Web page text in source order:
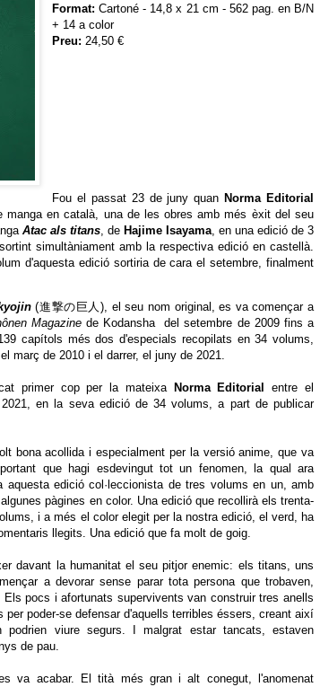
Format: Cartoné - 14,8 x 21 cm - 562 pag. en B/N
+ 14 a color
Preu: 24,50 €
Fou el passat 23 de juny quan Norma Editorial
manga en català, una de les obres amb més èxit del seu
Atac als titans, de Hajime Isayama, en una edició de 3
simultàniament amb la respectiva edició en castellà.
d'aquesta edició sortiria de cara el setembre, finalment
(進撃の巨人), el seu nom original, es va començar a
Magazinede Kodansha del setembre de 2009 fins a
capítols més dos d'especials recopilats en 34 volums,
març de 2010 i el darrer, el juny de 2021.
primer cop per la mateixa Norma Editorial
entre el
en la seva edició de 34 volums, a part de publicar
bona acollida i especialment per la versió anime, que va
que hagi esdevingut tot un fenomen, la qual ara
aquesta edició col·leccionista de tres volums en un, amb
pàgines en color. Una edició que recollirà els trenta-
i a més el color elegit per la nostra edició, el verd, ha
llegits. Una edició que fa molt de goig.
davant la humanitat el seu pitjor enemic: els titans, uns
a devorar sense parar tota persona que trobaven,
pocs i afortunats supervivents van construir tres anells
poder-se defensar d'aquells terribles éssers, creant així
viure segurs. I malgrat estar tancats, estaven
de pau.
va acabar. El tità més gran i alt conegut, l'anomenat